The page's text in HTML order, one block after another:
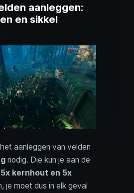
aanleggen:
en sikkel
aanleggen van velden
nodig. Die kun je aan de
5x kernhout en 5x
je moet dus in elk geval